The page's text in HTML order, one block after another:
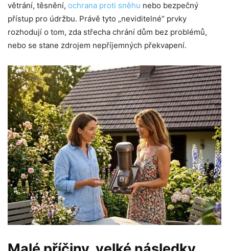
větrání, těsnění, ochrana proti sněhu nebo bezpečný
přístup pro údržbu. Právě tyto „neviditelné“ prvky
rozhodují o tom, zda střecha chrání dům bez problémů,
nebo se stane zdrojem nepříjemných překvapení.